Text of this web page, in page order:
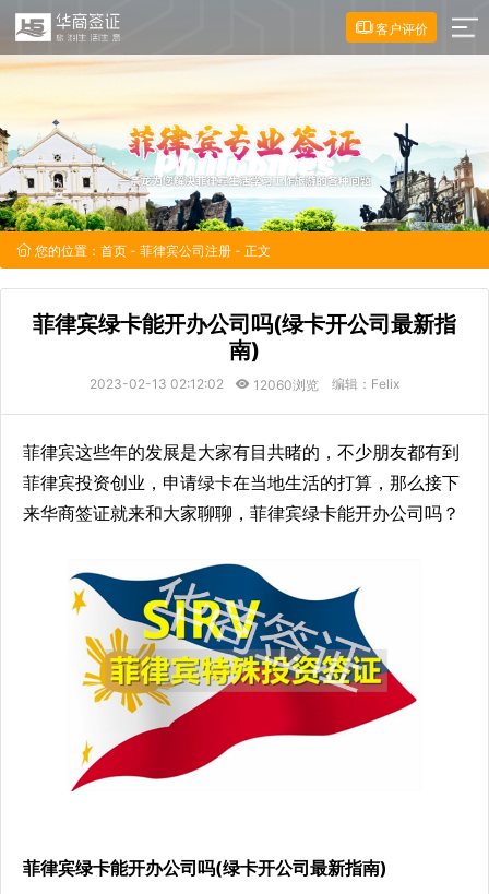
客户评价
您的位置： 首页 - 菲律宾公司注册 - 正文
菲律宾绿卡能开办公司吗(绿卡开公司最新指
南)
2023-02-13 02:12:02 12060浏览 编辑：Felix
菲律宾这些年的发展是大家有目共睹的，不少朋友都有到
菲律宾投资创业，申请绿卡在当地生活的打算，那么接下
来华商签证就来和大家聊聊，菲律宾绿卡能开办公司吗？
菲律宾绿卡能开办公司吗(绿卡开公司最新指南)